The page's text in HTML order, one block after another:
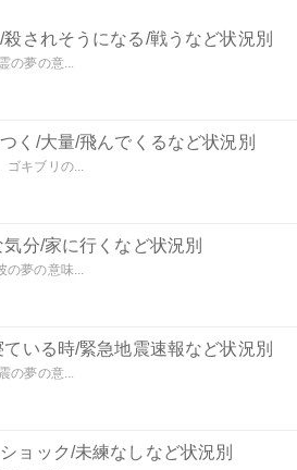
されそうになる/戦うなど状況別
の夢の意...
く/大量/飛んでくるなど状況別
ゴキブリの...
分/家に行くなど状況別
の夢の意味...
いる時/緊急地震速報など状況別
の夢の意...
ョック/未練なしなど状況別